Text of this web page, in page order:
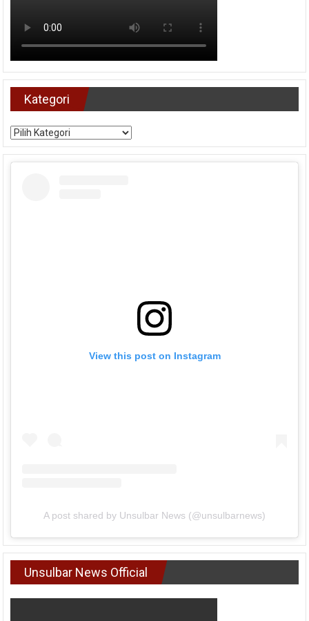
Kategori
Kategori
View this post on Instagram
A post shared by Unsulbar News (@unsulbarnews)
Unsulbar News Official